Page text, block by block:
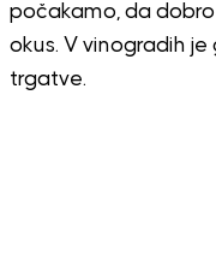
počakamo, da
okus. V vinogradih
trgatve.